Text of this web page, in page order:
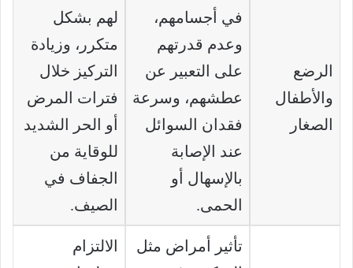
الرضع
والأطفال
الصغار
في أجسامهم،
وعدم قدرتهم
على التعبير عن
عطشهم، وسرعة
فقدان السوائل
عند الإصابة
بالإسهال أو
الحمى.
لهم بشكل
متكرر، وزيادة
التركيز خلال
فترات المرض
أو الحر الشديد
للوقاية من
الجفاف في
الصيف.
تأثير أمراض مثل
الالتزام